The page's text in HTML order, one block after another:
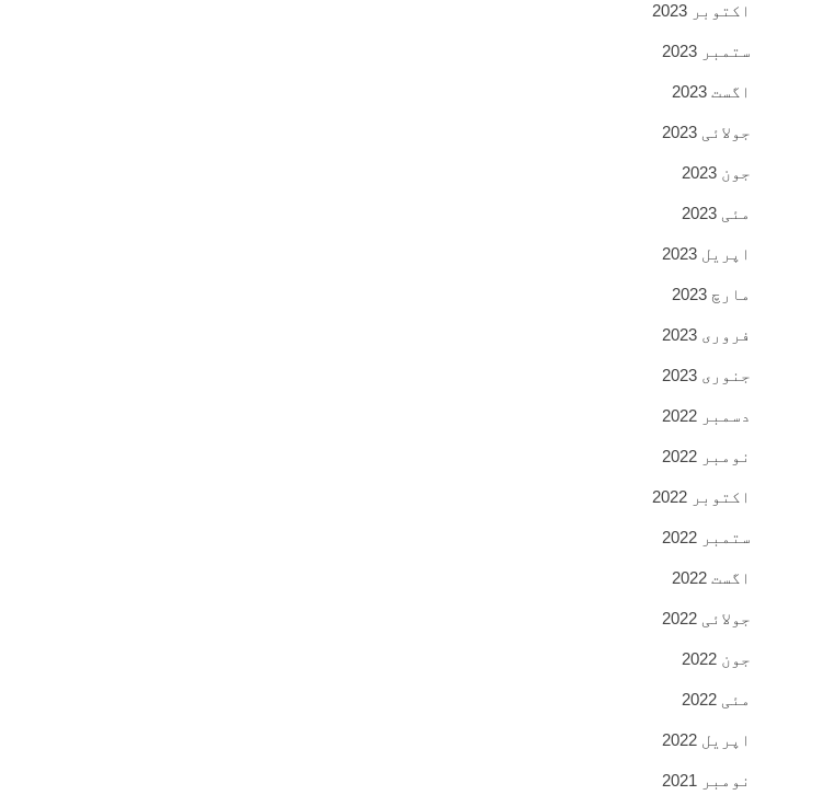
اکتوبر 2023
ستمبر 2023
اگست 2023
جولائی 2023
جون 2023
مئی 2023
اپریل 2023
مارچ 2023
فروری 2023
جنوری 2023
دسمبر 2022
نومبر 2022
اکتوبر 2022
ستمبر 2022
اگست 2022
جولائی 2022
جون 2022
مئی 2022
اپریل 2022
نومبر 2021